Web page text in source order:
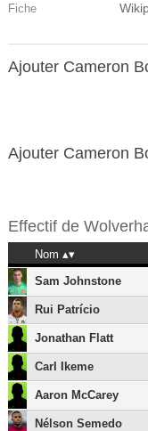
Fiche
Ajouter Cameron
Ajouter Cameron
Effectif de
Nom
Sam Johnstone
Rui Patrício
Jonathan Flatt
Carl Ikeme
Aaron McCarey
Nélson Semedo